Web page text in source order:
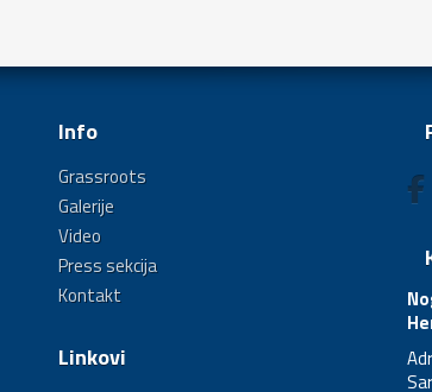
Info
Grassroots
Galerije
Video
Press sekcija
Kontakt
Linkovi